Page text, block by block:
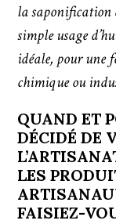
la saponification
simple usage
idéale, pour une
chimique ou
QUAND ET
DÉCIDÉ DE
LES
FAISIEZ-